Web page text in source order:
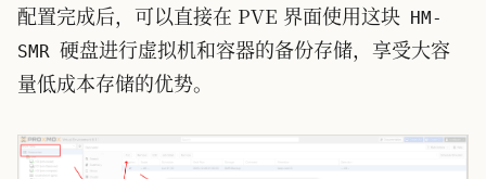
配置完成后，可以直接在 PVE 界面使用这块 HM-
SMR 硬盘进行虚拟机和容器的备份存储，享受大容
量低成本存储的优势。